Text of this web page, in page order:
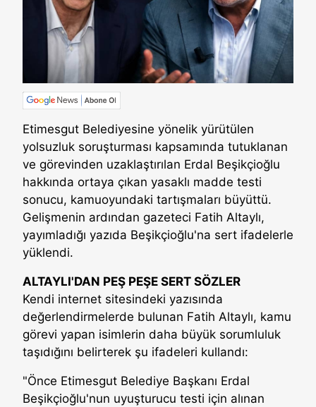
Etimesgut Belediyesine yönelik yürütülen
yolsuzluk soruşturması kapsamında tutuklanan
ve görevinden uzaklaştırılan Erdal Beşikçioğlu
hakkında ortaya çıkan yasaklı madde testi
sonucu, kamuoyundaki tartışmaları büyüttü.
Gelişmenin ardından gazeteci Fatih Altaylı,
yayımladığı yazıda Beşikçioğlu'na sert ifadelerle
yüklendi.
ALTAYLI'DAN PEŞ PEŞE SERT SÖZLER
Kendi internet sitesindeki yazısında
değerlendirmelerde bulunan Fatih Altaylı, kamu
görevi yapan isimlerin daha büyük sorumluluk
taşıdığını belirterek şu ifadeleri kullandı:
"Önce Etimesgut Belediye Başkanı Erdal
Beşikçioğlu'nun uyuşturucu testi için alınan